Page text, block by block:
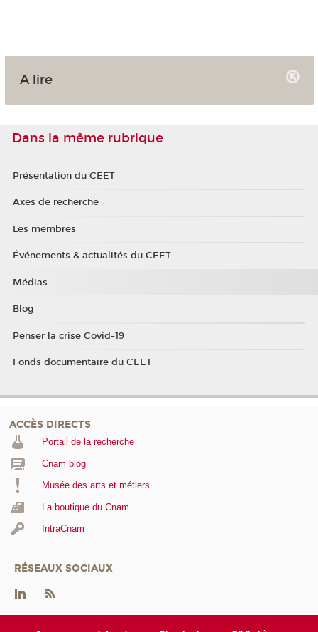
A lire
Dans la même rubrique
Présentation du CEET
Axes de recherche
Les membres
Événements & actualités du CEET
Médias
Blog
Penser la crise Covid-19
Fonds documentaire du CEET
ACCÈS DIRECTS
Portail de la recherche
Cnam blog
Musée des arts et métiers
La boutique du Cnam
IntraCnam
RÉSEAUX SOCIAUX